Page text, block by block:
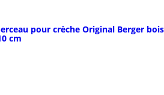
pour crèche Original Berger bois
cm